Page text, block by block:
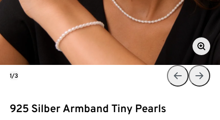
925 Silber Armband Tiny Pearls
1/3